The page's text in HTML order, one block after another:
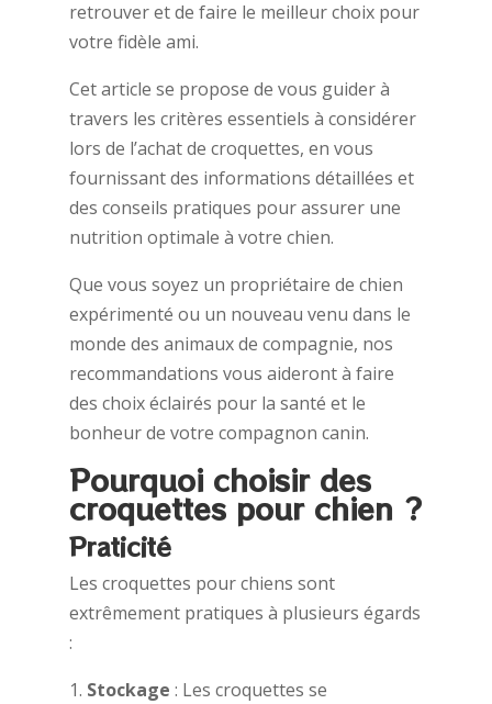
retrouver et de faire le meilleur choix pour
votre fidèle ami.
Cet article se propose de vous guider à
travers les critères essentiels à considérer
lors de l’achat de croquettes, en vous
fournissant des informations détaillées et
des conseils pratiques pour assurer une
nutrition optimale à votre chien.
Que vous soyez un propriétaire de chien
expérimenté ou un nouveau venu dans le
monde des animaux de compagnie, nos
recommandations vous aideront à faire
des choix éclairés pour la santé et le
bonheur de votre compagnon canin.
Pourquoi choisir des
croquettes pour chien ?
Praticité
Les croquettes pour chiens sont
extrêmement pratiques à plusieurs égards
:
Stockage : Les croquettes se